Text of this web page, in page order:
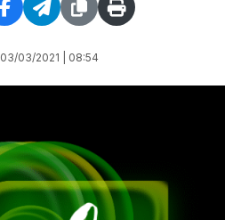
03/03/2021 | 08:54